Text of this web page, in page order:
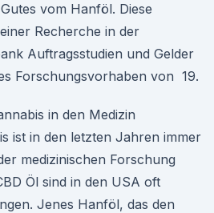
vom Hanföl. Diese
Recherche in der
Auftragsstudien und Gelder
Forschungsvorhaben von 19.
in den Medizin
ist in den letzten Jahren immer
medizinischen Forschung
Öl sind in den USA oft
Jenes Hanföl, das den